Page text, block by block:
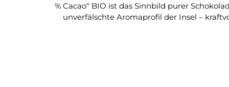
% Cacao“ BIO ist das Sinnbild purer
unverfälschte Aromaprofil der Insel –
Frankreichs, verarbeitet die Bohnen mit
überraschend rund und nuancenreich. Ein